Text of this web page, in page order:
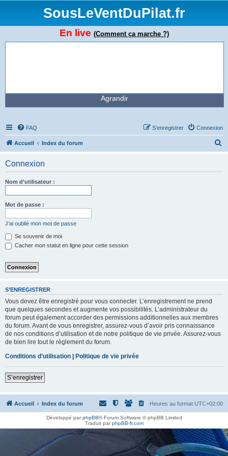
SousLeVentDuPilat.fr
En live (Comment ça marche ?)
Agrandir
FAQ Connexion
S’enregistrer
Accueil Index du forum
Connexion
Nom d’utilisateur :
Mot de passe :
J’ai oublié mon mot de passe
Se souvenir de moi
Cacher mon statut en ligne pour cette session
S’ENREGISTRER
Vous devez être enregistré pour vous connecter. L’enregistrement ne prend
que quelques secondes et augmente vos possibilités. L’administrateur du
forum peut également accorder des permissions additionnelles aux membres
du forum. Avant de vous enregistrer, assurez-vous d’avoir pris connaissance
de nos conditions d’utilisation et de notre politique de vie privée. Assurez-vous
de bien lire tout le règlement du forum.
Conditions d’utilisation
Politique de vie privée
S’enregistrer
Accueil Index du forum Heures au format UTC+02:00
Développé parphpBB® Forum Software © phpBB Limited
Traduit parphpBB-fr.com